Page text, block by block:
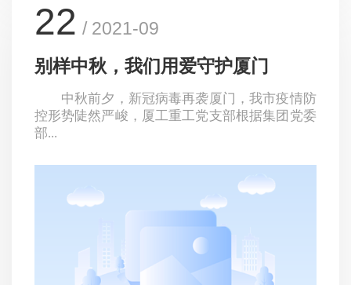
22 / 2021-09
别样中秋，我们用爱守护厦门
中秋前夕，新冠病毒再袭厦门，我市疫情防
控形势陡然严峻，厦工重工党支部根据集团党委
部...